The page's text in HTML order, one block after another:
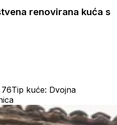
renovirana kuća s
Tip kuće: Dvojna